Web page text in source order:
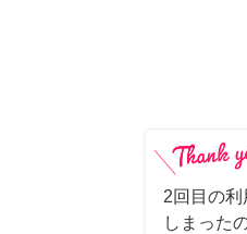
2回目の
しまった